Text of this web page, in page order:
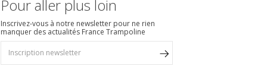
Pour aller plus loin
Inscrivez-vous à notre newsletter pour ne rien
manquer des actualités France Trampoline